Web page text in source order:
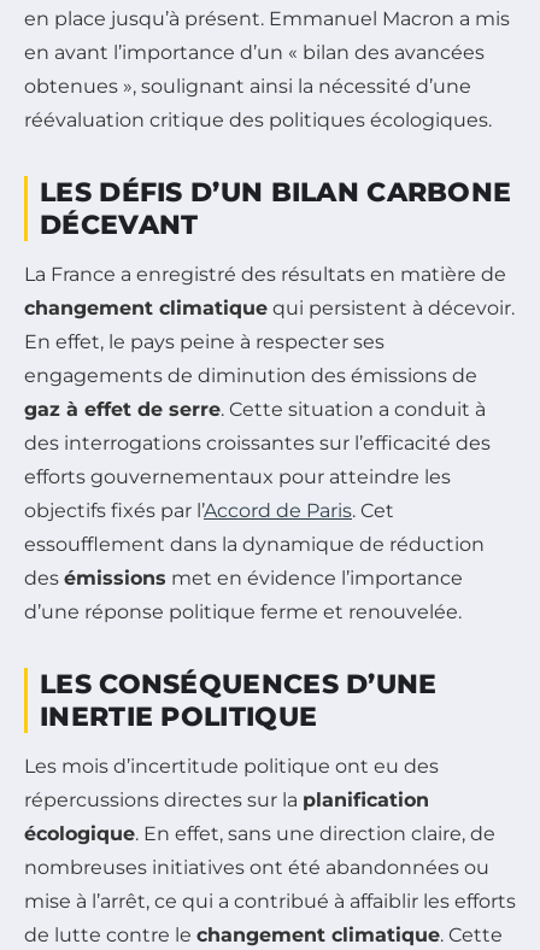
en place jusqu’à présent. Emmanuel Macron a mis
en avant l’importance d’un « bilan des avancées
obtenues », soulignant ainsi la nécessité d’une
réévaluation critique des politiques écologiques.
LES DÉFIS D’UN BILAN CARBONE
DÉCEVANT
La France a enregistré des résultats en matière de
changement climatique qui persistent à décevoir.
En effet, le pays peine à respecter ses
engagements de diminution des émissions de
gaz à effet de serre. Cette situation a conduit à
des interrogations croissantes sur l’efficacité des
efforts gouvernementaux pour atteindre les
objectifs fixés par l’Accord de Paris. Cet
essoufflement dans la dynamique de réduction
des émissions met en évidence l’importance
d’une réponse politique ferme et renouvelée.
LES CONSÉQUENCES D’UNE
INERTIE POLITIQUE
Les mois d’incertitude politique ont eu des
répercussions directes sur la planification
écologique. En effet, sans une direction claire, de
nombreuses initiatives ont été abandonnées ou
mise à l’arrêt, ce qui a contribué à affaiblir les efforts
de lutte contre le changement climatique. Cette